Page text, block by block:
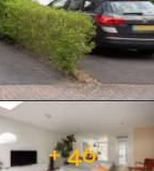
+ 46